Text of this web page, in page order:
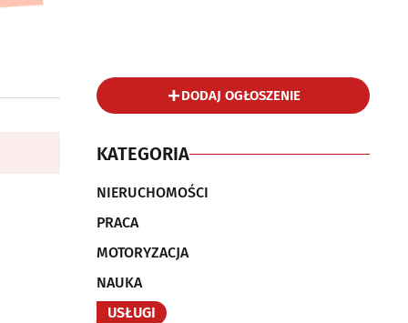
DODAJ OGŁOSZENIE
KATEGORIA
NIERUCHOMOŚCI
PRACA
MOTORYZACJA
NAUKA
USŁUGI